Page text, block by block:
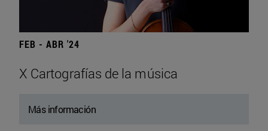
FEB - ABR '24
X Cartografías de la música
Más información